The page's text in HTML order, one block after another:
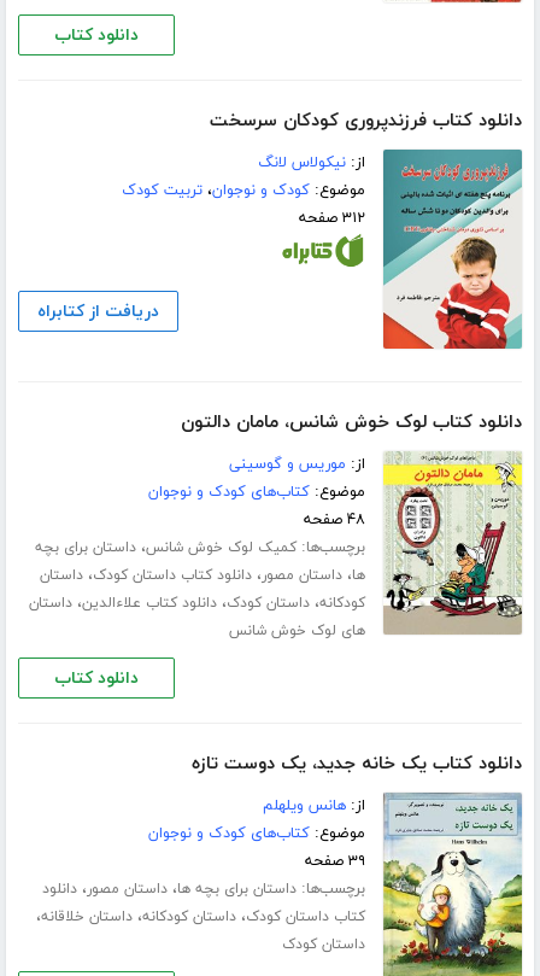
دانلود کتاب
دانلود کتاب فرزندپروری کودکان سرسخت
از:نیکولاس لانگ
موضوع:کودک و نوجوان،تربیت کودک
۳۱۲ صفحه
دریافت از کتابراه
دانلود کتاب لوک خوش شانس، مامان دالتون
از: موریس و گوسینی
موضوع:کتاب‌های کودک و نوجوان
۴۸ صفحه
برچسب‌ها:کمیک لوک خوش شانس،داستان برای بچه
ها،داستان مصور،دانلود کتاب داستان کودک،داستان
کودکانه،داستان کودک،دانلود کتاب علاءالدین،داستان
های لوک خوش شانس
دانلود کتاب
دانلود کتاب یک خانه جدید، یک دوست تازه
از:هانس ویلهلم
موضوع:کتاب‌های کودک و نوجوان
۳۹ صفحه
برچسب‌ها:داستان برای بچه ها،داستان مصور،دانلود
کتاب داستان کودک،داستان کودکانه،داستان خلاقانه،
داستان کودک